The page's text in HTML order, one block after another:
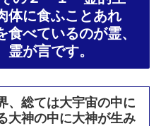
体に食ふことあれ
べているのが霊、
が言です。
、総ては大宇宙の中に
大神の中に大神が生み